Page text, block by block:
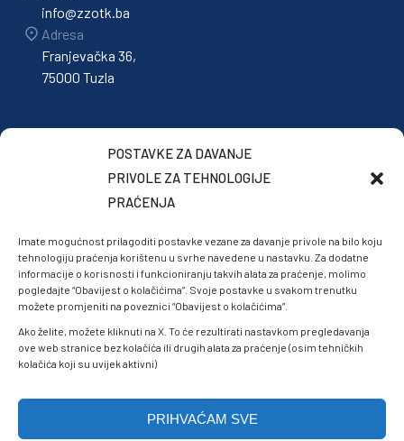
POSTAVKE ZA DAVANJE
PRIVOLE ZA TEHNOLOGIJE
PRAĆENJA
Imate mogućnost prilagoditi postavke vezane za davanje privole na bilo koju
tehnologiju praćenja korištenu u svrhe navedene u nastavku. Za dodatne
informacije o korisnosti i funkcioniranju takvih alata za praćenje, molimo
pogledajte “Obavijest o kolačićima”. Svoje postavke u svakom trenutku
možete promjeniti na poveznici “Obavijest o kolačićima”.
Ako želite, možete kliknuti na X. To će rezultirati nastavkom pregledavanja
ove web stranice bez kolačića ili drugih alata za praćenje (osim tehničkih
kolačića koji su uvijek aktivni)
PRIHVAĆAM SVE
info@zzotk.ba
Adresa
Franjevačka 36,
75000 Tuzla